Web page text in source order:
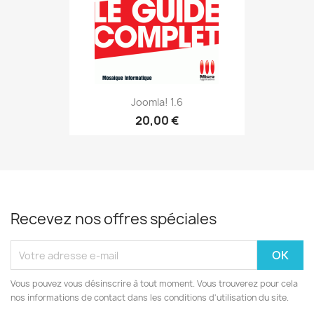
Joomla! 1.6
20,00 €
Recevez nos offres spéciales
Vous pouvez vous désinscrire à tout moment. Vous trouverez pour cela
nos informations de contact dans les conditions d'utilisation du site.